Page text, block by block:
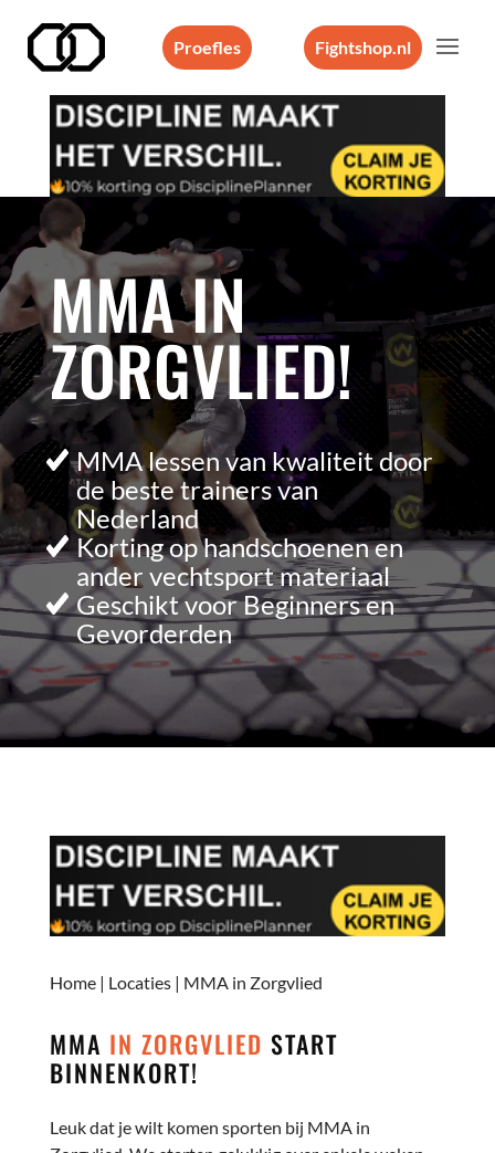
Proefles Fightshop.nl
Videospeler
MMA IN
ZORGVLIED!
MMA lessen van kwaliteit door
de beste trainers van
Nederland
Korting op handschoenen en
ander vechtsport materiaal
Geschikt voor Beginners en
Gevorderden
Home| Locaties| MMA in Zorgvlied
MMA IN ZORGVLIED START
BINNENKORT!
Leuk dat je wilt komen sporten bij MMA in